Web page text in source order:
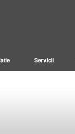
Servicii